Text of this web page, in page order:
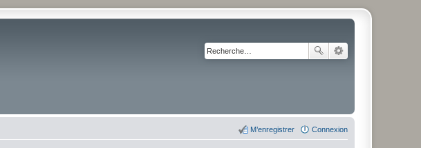
Connexion
M’enregistrer